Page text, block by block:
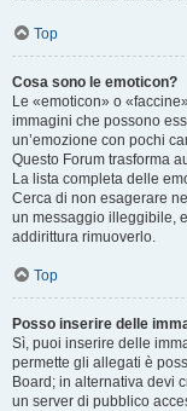
Top
Cosa sono le emoticon?
Le «emoticon» o
immagini che possono
un’emozione con pochi
Questo Forum trasforma
La lista completa delle
Cerca di non esagerare
un messaggio illeggibile,
addirittura rimuoverlo.
Top
Posso inserire delle
Sì, puoi inserire delle
permette gli allegati è
Board; in alternativa devi
un server di pubblico